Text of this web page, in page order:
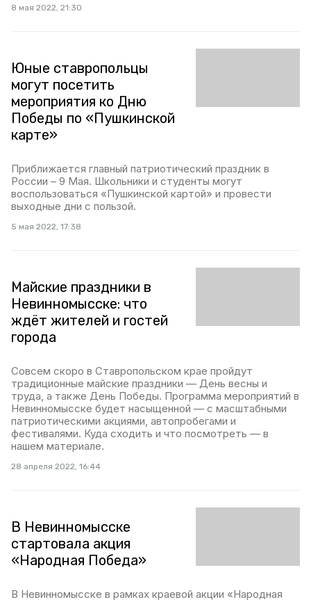
8 мая 2022, 21:30
Юные ставропольцы
могут посетить
мероприятия ко Дню
Победы по «Пушкинской
карте»
Приближается главный патриотический праздник в
России – 9 Мая. Школьники и студенты могут
воспользоваться «Пушкинской картой» и провести
выходные дни с пользой.
5 мая 2022, 17:38
Майские праздники в
Невинномысске: что
ждёт жителей и гостей
города
Совсем скоро в Ставропольском крае пройдут
традиционные майские праздники — День весны и
труда, а также День Победы. Программа мероприятий в
Невинномысске будет насыщенной — с масштабными
патриотическими акциями, автопробегами и
фестивалями. Куда сходить и что посмотреть — в
нашем материале.
28 апреля 2022, 16:44
В Невинномысске
стартовала акция
«Народная Победа»
В Невинномысске в рамках краевой акции «Народная